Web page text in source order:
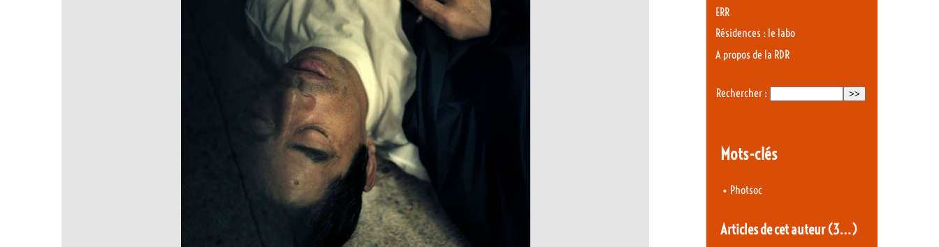
ERR
Résidences : le labo
A propos de la RDR
Rechercher :
Mots-clés
• Photsoc
Articles de cet auteur(3…)